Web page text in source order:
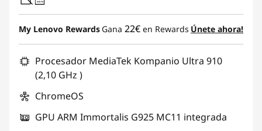
USB PD
My Lenovo Rewards Gana 22€ en Rewards Únete ahora!
Procesador MediaTek Kompanio Ultra 910
(2,10 GHz )
ChromeOS
GPU ARM Immortalis G925 MC11 integrada